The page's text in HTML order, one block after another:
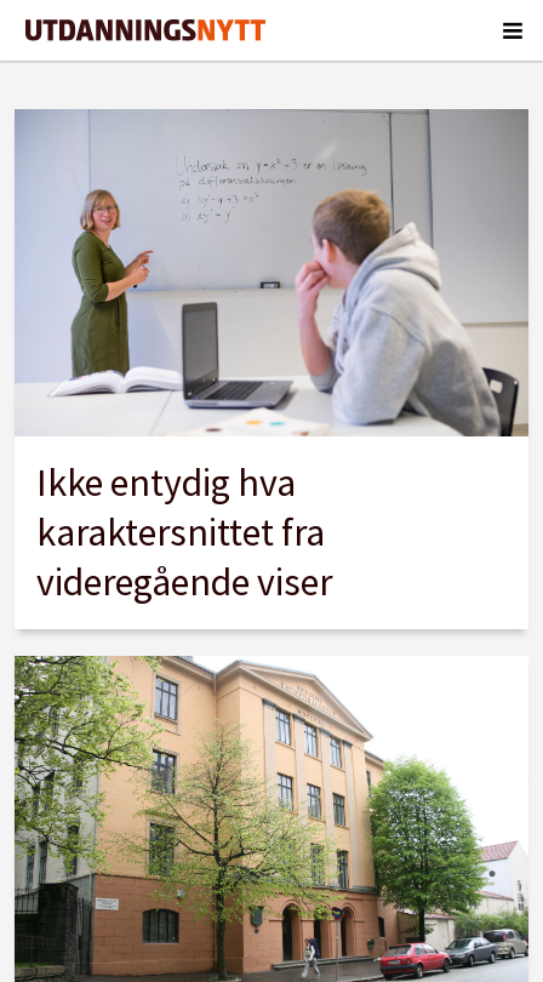
Tag:
karakterbasert
inntak
Ikke entydig hva
karaktersnittet fra
videregående viser